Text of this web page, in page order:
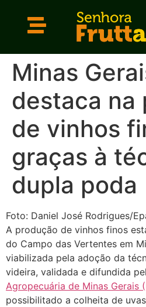
Minas
destaca na
de vinhos
graças à
dupla poda
Foto: Daniel José Rodrigues/
A produção de vinhos finos
do Campo das Vertentes em
viabilizada pela adoção da
videira, validada e difundida
Agropecuária de Minas Gerais
possibilitado a colheita de